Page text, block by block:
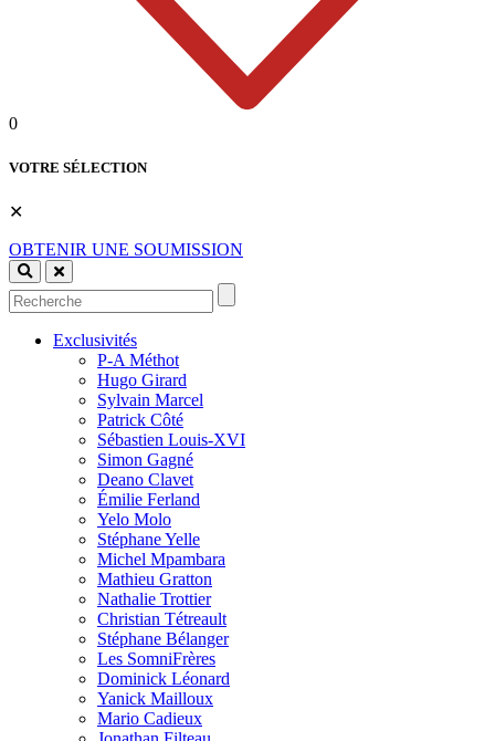
0
VOTRE SÉLECTION
✕
OBTENIR UNE SOUMISSION
Exclusivités
P-A Méthot
Hugo Girard
Sylvain Marcel
Patrick Côté
Sébastien Louis-XVI
Simon Gagné
Deano Clavet
Émilie Ferland
Yelo Molo
Stéphane Yelle
Michel Mpambara
Mathieu Gratton
Nathalie Trottier
Christian Tétreault
Stéphane Bélanger
Les SomniFrères
Dominick Léonard
Yanick Mailloux
Mario Cadieux